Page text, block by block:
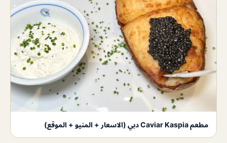
مطعم Caviar Kaspia دبي (الاسعار + المنيو + الموقع)